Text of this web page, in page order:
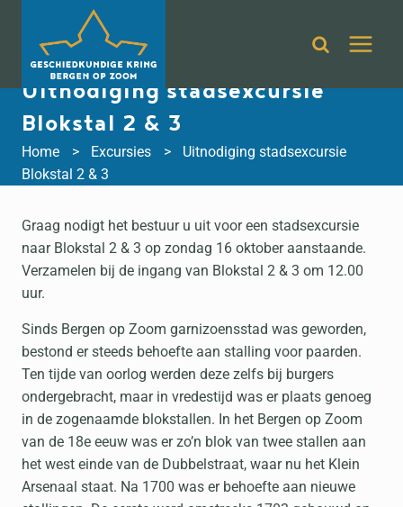
inhoud
Uitnodiging stadsexcursie
Blokstal 2 & 3
Home Excursies
Uitnodiging stadsexcursie
Blokstal 2 & 3
Graag nodigt het bestuur u uit voor een stadsexcursie
naar Blokstal 2 & 3 op zondag 16 oktober aanstaande.
Verzamelen bij de ingang van Blokstal 2 & 3 om 12.00
uur.
Sinds Bergen op Zoom garnizoensstad was geworden,
bestond er steeds behoefte aan stalling voor paarden.
Ten tijde van oorlog werden deze zelfs bij burgers
ondergebracht, maar in vredestijd was er plaats genoeg
in de zogenaamde blokstallen. In het Bergen op Zoom
van de 18e eeuw was er zo’n blok van twee stallen aan
het west einde van de Dubbelstraat, waar nu het Klein
Arsenaal staat. Na 1700 was er behoefte aan nieuwe